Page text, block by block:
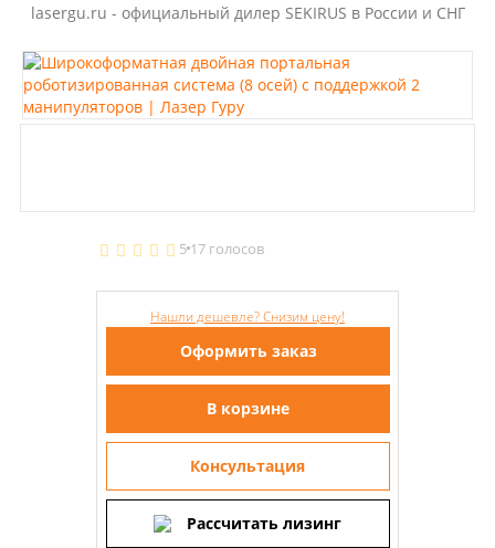
lasergu.ru - официальный дилер SEKIRUS в России и СНГ
5 17 голосов
Нашли дешевле? Снизим цену!
Оформить заказ
В корзине
Консультация
Рассчитать лизинг